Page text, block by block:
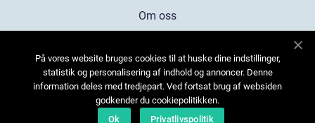
Om oss
Kontakta oss
Sitemap
På vores website bruges cookies til at huske dine indstillinger,
statistik og personalisering af indhold og annoncer. Denne
information deles med tredjepart. Ved fortsat brug af websiden
godkender du cookiepolitikken.
Ok
Privatlivspolitik